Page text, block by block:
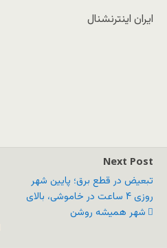
ایران اینترنشنال
Next Post
تبعیض در قطع برق؛ پایین شهر
روزی ۴ ساعت در خاموشی، بالای
شهر همیشه روشن